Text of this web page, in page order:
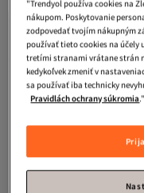
"Trendyol používa cookies na
nákupom. Poskytovanie
zodpovedať tvojím nákupným
používať tieto cookies na účely
tretími stranami vrátane strán
kedykoľvek zmeniť v
sa používať iba technicky
Pravidlách ochrany súkromia."